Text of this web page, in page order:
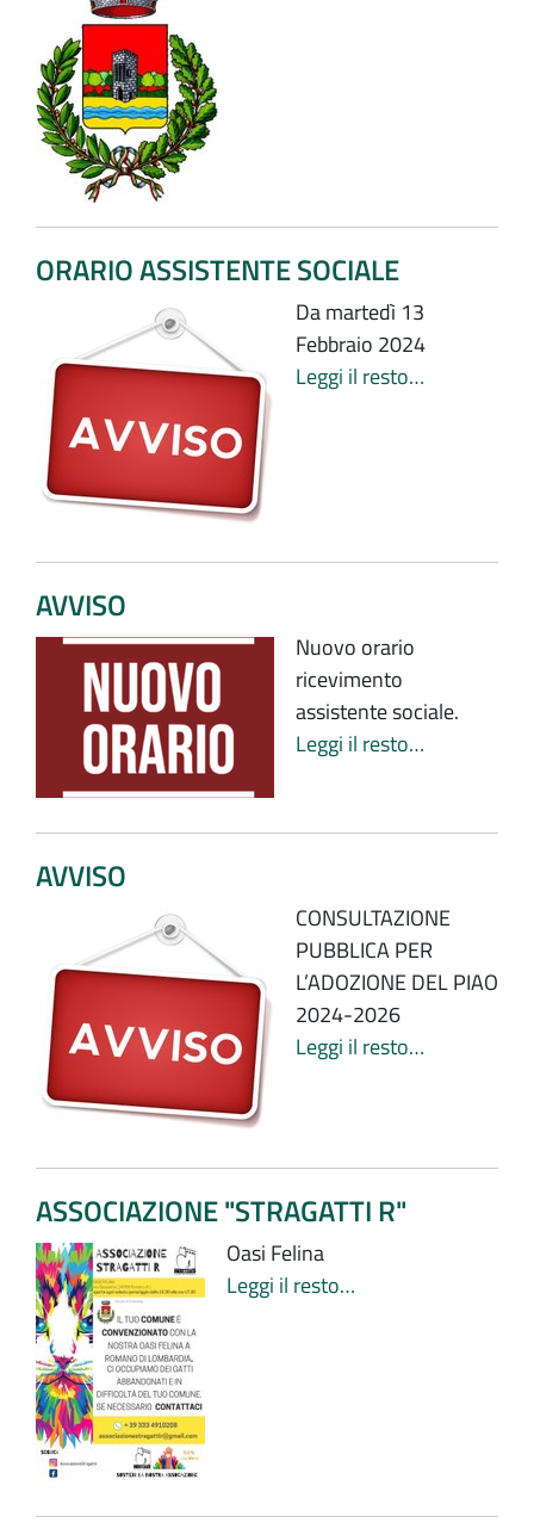
ORARIO ASSISTENTE SOCIALE
Da martedì 13
Febbraio 2024
Leggi il resto…
AVVISO
Nuovo orario
ricevimento
assistente sociale.
Leggi il resto…
AVVISO
CONSULTAZIONE
PUBBLICA PER
L’ADOZIONE DEL PIAO
2024-2026
Leggi il resto…
ASSOCIAZIONE "STRAGATTI R"
Oasi Felina
Leggi il resto…